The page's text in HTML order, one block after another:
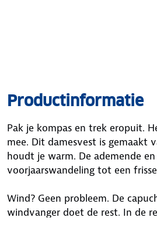
Productinformatie
Pak je kompas en trek eropuit.
mee. Dit damesvest is gemaakt
houdt je warm. De ademende
voorjaarswandeling tot een
Wind? Geen probleem. De
windvanger doet de rest. In de